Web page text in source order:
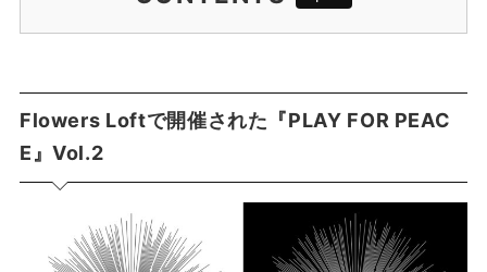
夜の部
【TALK】ジョー横溝、佐藤タイジ、木村ゆかり
【LIVE】HIROSHI (FIVE NEW OLD)
【LIVE】いとうせいこう with 佐藤タイジ
【LIVE】ermhoi
【LIVE】LOW IQ 01
深夜の部
Flowers Loftで開催された『PLAY FOR PEAC
E』Vol.2